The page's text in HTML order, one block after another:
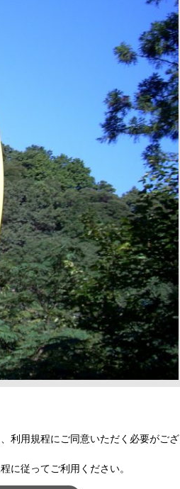
利用規程にご同意いただく必要がござ
に従ってご利用ください。